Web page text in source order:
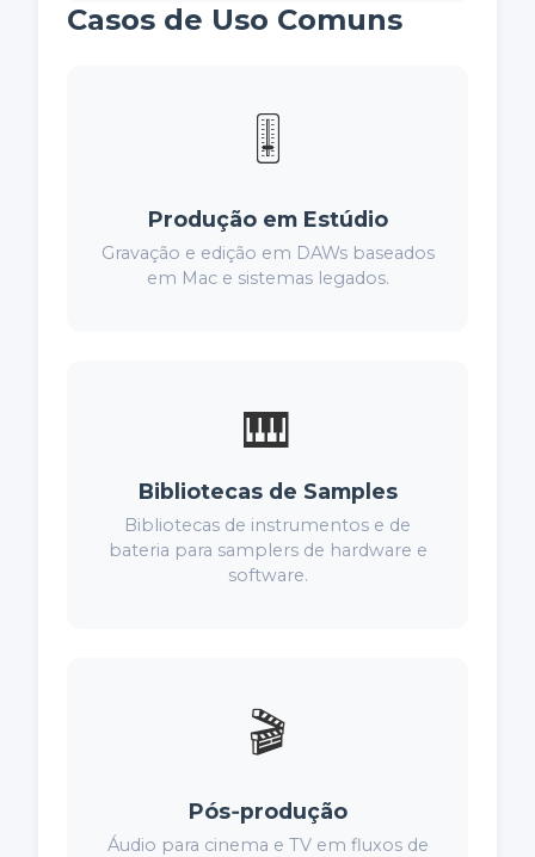
Casos de Uso Comuns
🎚️
Produção em Estúdio
Gravação e edição em DAWs baseados
em Mac e sistemas legados.
🎹
Bibliotecas de Samples
Bibliotecas de instrumentos e de
bateria para samplers de hardware e
software.
🎬
Pós‑produção
Áudio para cinema e TV em fluxos de